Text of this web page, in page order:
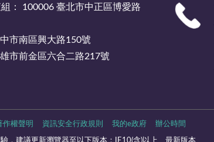
： 100006 臺北市中正區博愛路
市南區興大路150號
市前金區六合二路217號
作權聲明 資訊安全行政規則 我的e政府 辦公時間
，建議更新瀏覽器至以下版本：IE10(含)以上、最新版本